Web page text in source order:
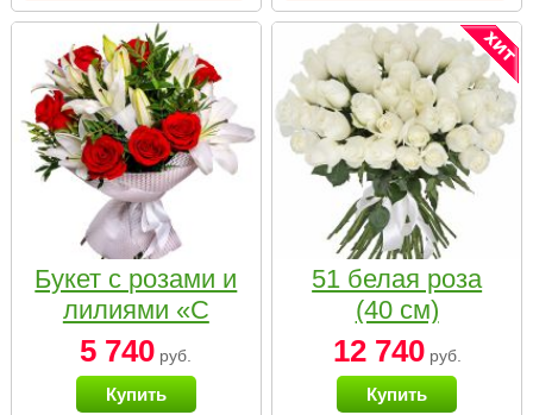
Букет с розами и
лилиями «С
наилучшими
пожеланиями»
5 740 руб.
Купить
51 белая роза
(40 см)
12 740руб.
Купить